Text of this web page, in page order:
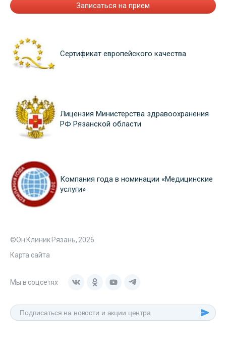
Записаться на прием
Сертификат европейского качества
Лицензия Министерства здравоохранения
РФ Рязанской области
Компания года в номинации «Медицинские
услуги»
©Он Клиник Рязань, 2026.
Карта сайта
Мы в соцсетях